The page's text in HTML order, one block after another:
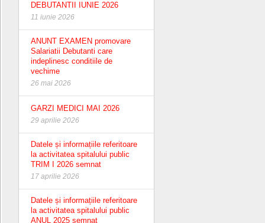
DEBUTANTII IUNIE 2026
11 iunie 2026
ANUNT EXAMEN promovare
Salariatii Debutanti care
indeplinesc conditiile de
vechime
26 mai 2026
GARZI MEDICI MAI 2026
29 aprilie 2026
Datele și informațiile referitoare
la activitatea spitalului public
TRIM I 2026 semnat
17 aprilie 2026
Datele și informațiile referitoare
la activitatea spitalului public
ANUL 2025 semnat